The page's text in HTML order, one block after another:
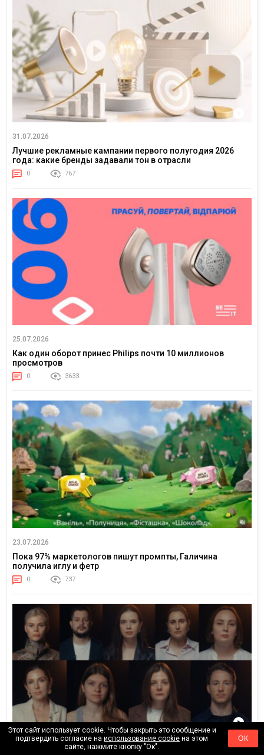
31.07.2026
Лучшие рекламные кампании первого полугодия 2026
года: какие бренды задавали тон в отрасли
0 767
25.07.2026
Как один оборот принес Philips почти 10 миллионов
просмотров
0 3633
23.07.2026
Пока 97% маркетологов пишут промпты, Галичина
получила иглу и фетр
0 737
Этот сайт использует cookie. Чтобы закрыть это сообщение и
подтвердить согласие наиспользование cookie на этом
сайте, нажмите кнопку "Ок".
ОК